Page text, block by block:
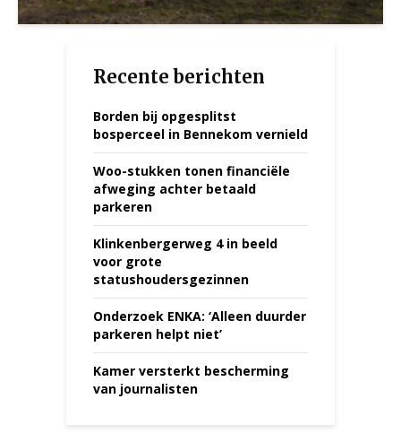
Recente berichten
Borden bij opgesplitst
bosperceel in Bennekom vernield
Woo-stukken tonen financiële
afweging achter betaald
parkeren
Klinkenbergerweg 4 in beeld
voor grote
statushoudersgezinnen
Onderzoek ENKA: ‘Alleen duurder
parkeren helpt niet’
Kamer versterkt bescherming
van journalisten